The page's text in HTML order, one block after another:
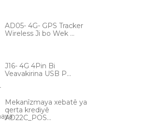
AD05- 4G- GPS Tracker
Wireless Ji bo Wek ...
J16- 4G 4Pin Bi
Veavakirina USB P...
Mekanîzmaya xebatê ya
qerta krediyê
AD22C_POS...